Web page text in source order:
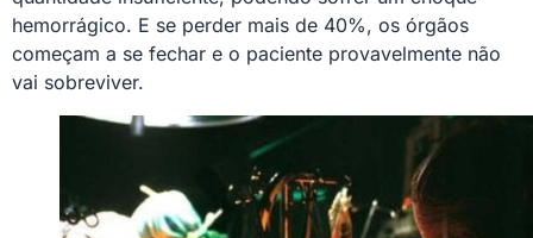
hemorrágico. E se perder mais de 40%, os órgãos
começam a se fechar e o paciente provavelmente não
vai sobreviver.